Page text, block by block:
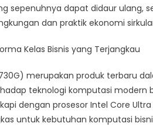
sepenuhnya dapat didaur ulang,
dan praktik ekonomi
Kelas Bisnis yang Terjangkau
merupakan produk terbaru
teknologi komputasi modern
dengan prosesor Intel Core
untuk kebutuhan komputasi